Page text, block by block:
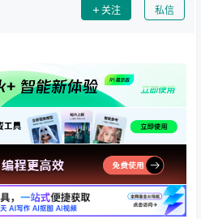
关注 私信